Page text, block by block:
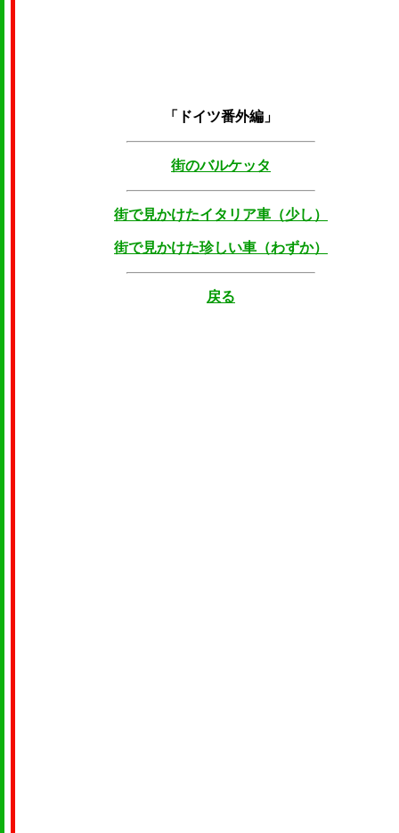
「ドイツ番外編」
街のバルケッタ
街で見かけたイタリア車（少し）
街で見かけた珍しい車（わずか）
戻る